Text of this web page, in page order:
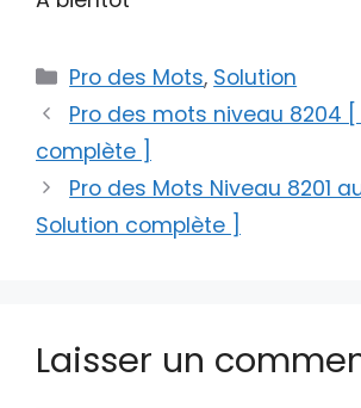
Catégories
Pro des Mots, Solution
Pro des mots niveau 8204 [
complète ]
Pro des Mots Niveau 8201
Solution complète ]
Laisser un